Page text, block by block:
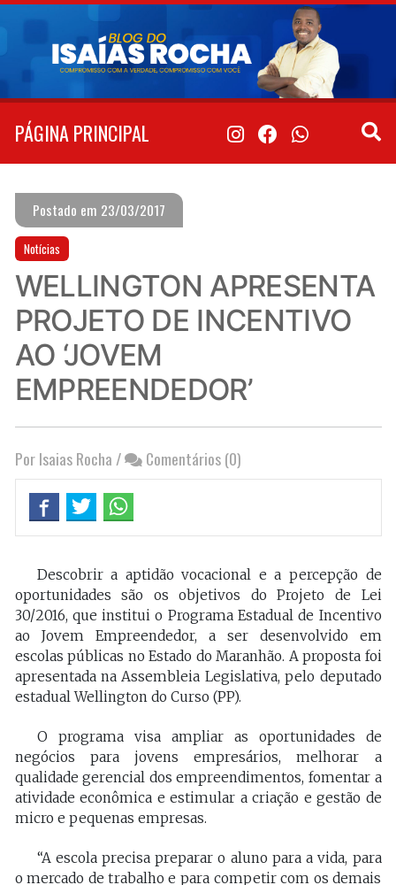
Pular
conteúdo
PÁGINA PRINCIPAL
Postado em 23/03/2017
Notícias
WELLINGTON APRESENTA
PROJETO DE INCENTIVO
AO ‘JOVEM
EMPREENDEDOR’
Por Isaias Rocha / Comentários (0)
Descobrir a aptidão vocacional e a percepção de
oportunidades são os objetivos do Projeto de Lei
30/2016, que institui o Programa Estadual de Incentivo
ao Jovem Empreendedor, a ser desenvolvido em
escolas públicas no Estado do Maranhão. A proposta foi
apresentada na Assembleia Legislativa, pelo deputado
estadual Wellington do Curso (PP).
O programa visa ampliar as oportunidades de
negócios para jovens empresários, melhorar a
qualidade gerencial dos empreendimentos, fomentar a
atividade econômica e estimular a criação e gestão de
micro e pequenas empresas.
“A escola precisa preparar o aluno para a vida, para
o mercado de trabalho e para competir com os demais